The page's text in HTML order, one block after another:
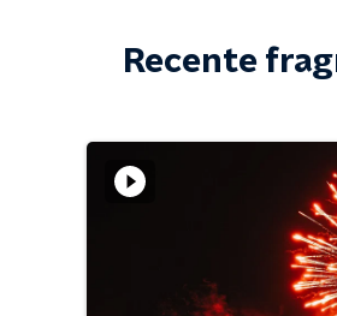
Recente